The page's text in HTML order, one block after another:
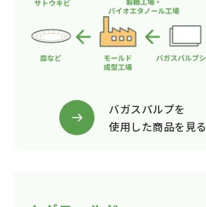
バガスパルプを
使用した商品を見る